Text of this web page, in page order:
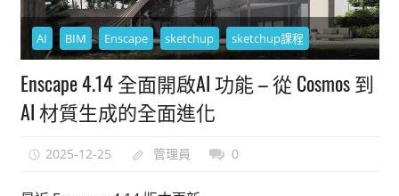
AI BIM Enscape sketchup sketchup課程
Enscape 4.14 全面開啟AI 功能 – 從 Cosmos 到
AI 材質生成的全面進化
2025-12-25 管理員 0